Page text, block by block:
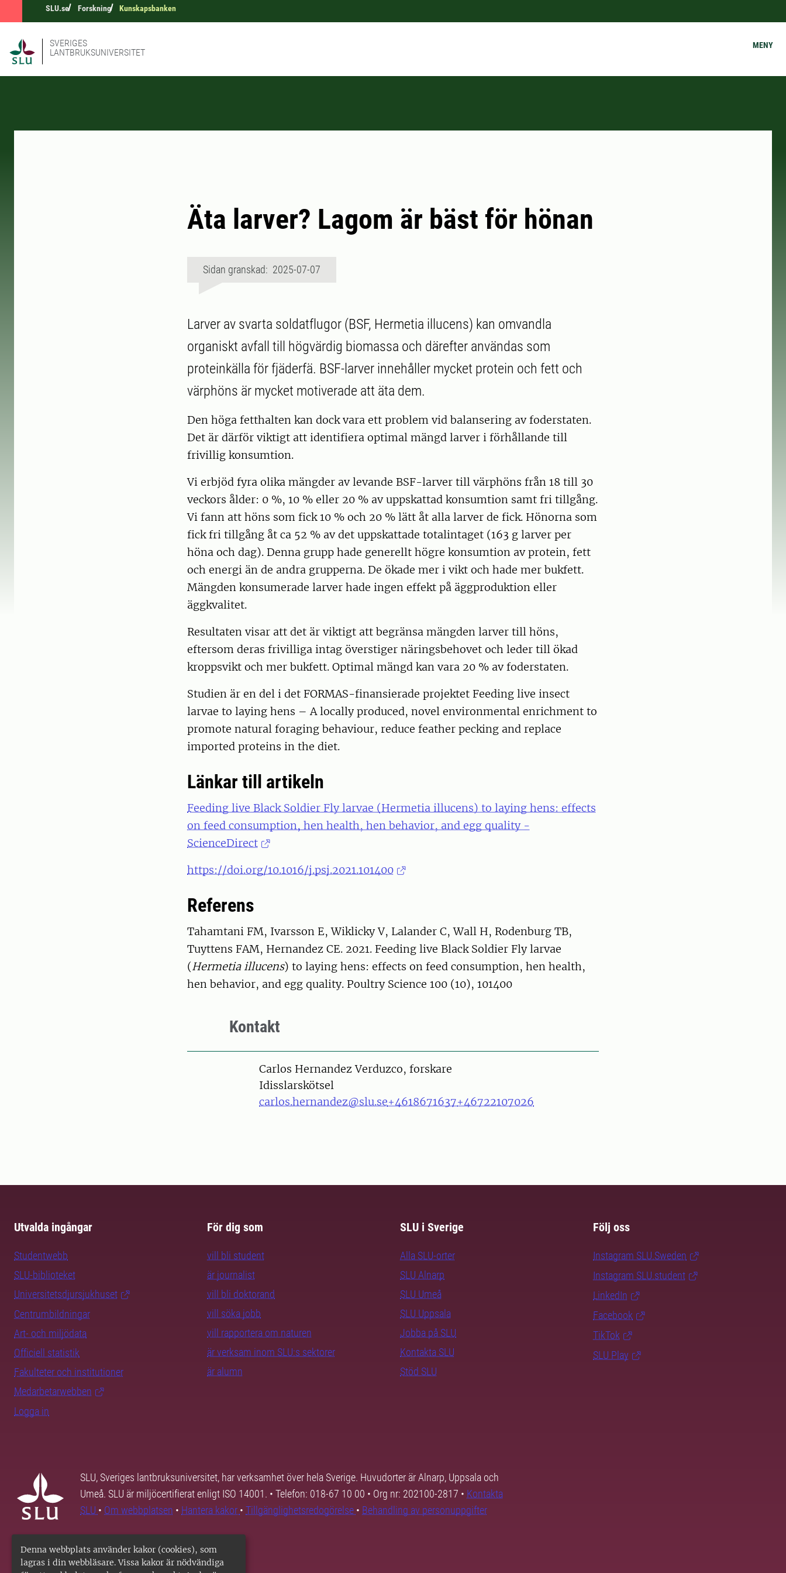
Denna webbplats använder kakor (cookies), som
lagras i din webbläsare. Vissa kakor är nödvändiga
SLU.se Forskning Kunskapsbanken
SVERIGES
LANTBRUKSUNIVERSITET
MENY
Äta larver? Lagom är bäst för hönan
Sidan granskad: 2025-07-07
Larver av svarta soldatflugor (BSF, Hermetia illucens) kan omvandla
organiskt avfall till högvärdig biomassa och därefter användas som
proteinkälla för fjäderfä. BSF-larver innehåller mycket protein och fett och
värphöns är mycket motiverade att äta dem.
Den höga fetthalten kan dock vara ett problem vid balansering av foderstaten.
Det är därför viktigt att identifiera optimal mängd larver i förhållande till
frivillig konsumtion.
Vi erbjöd fyra olika mängder av levande BSF-larver till värphöns från 18 till 30
veckors ålder: 0 %, 10 % eller 20 % av uppskattad konsumtion samt fri tillgång.
Vi fann att höns som fick 10 % och 20 % lätt åt alla larver de fick. Hönorna som
fick fri tillgång åt ca 52 % av det uppskattade totalintaget (163 g larver per
höna och dag). Denna grupp hade generellt högre konsumtion av protein, fett
och energi än de andra grupperna. De ökade mer i vikt och hade mer bukfett.
Mängden konsumerade larver hade ingen effekt på äggproduktion eller
äggkvalitet.
Resultaten visar att det är viktigt att begränsa mängden larver till höns,
eftersom deras frivilliga intag överstiger näringsbehovet och leder till ökad
kroppsvikt och mer bukfett. Optimal mängd kan vara 20 % av foderstaten.
Studien är en del i det FORMAS-finansierade projektet Feeding live insect
larvae to laying hens – A locally produced, novel environmental enrichment to
promote natural foraging behaviour, reduce feather pecking and replace
imported proteins in the diet.
Länkar till artikeln
Feeding live Black Soldier Fly larvae (Hermetia illucens) to laying hens: effects
on feed consumption, hen health, hen behavior, and egg quality -
ScienceDirect
https://doi.org/10.1016/j.psj.2021.101400
Referens
Tahamtani FM, Ivarsson E, Wiklicky V, Lalander C, Wall H, Rodenburg TB,
Tuyttens FAM, Hernandez CE. 2021. Feeding live Black Soldier Fly larvae
(Hermetia illucens) to laying hens: effects on feed consumption, hen health,
hen behavior, and egg quality. Poultry Science 100 (10), 101400
Kontakt
PersonCarlos Hernandez Verduzco, forskare
Idisslarskötsel
carlos.hernandez@slu.se+4618671637+46722107026
Utvalda ingångar
Studentwebb
SLU-biblioteket
Universitetsdjursjukhuset
Centrumbildningar
Art- och miljödata
Officiell statistik
Fakulteter och institutioner
Medarbetarwebben
Logga in
För dig som
vill bli student
är journalist
vill bli doktorand
vill söka jobb
vill rapportera om naturen
är verksam inom SLU:s sektorer
är alumn
SLU i Sverige
Alla SLU-orter
SLU Alnarp
SLU Umeå
SLU Uppsala
Jobba på SLU
Kontakta SLU
Stöd SLU
Följ oss
Instagram SLU.Sweden
Instagram SLU.student
LinkedIn
Facebook
TikTok
SLU Play
SLU, Sveriges lantbruksuniversitet, har verksamhet över hela Sverige. Huvudorter är Alnarp, Uppsala och
Umeå. SLU är miljöcertifierat enligt ISO 14001. • Telefon: 018-67 10 00 • Org nr: 202100-2817 • Kontakta
SLU • Om webbplatsen • Hantera kakor • Tillgänglighetsredogörelse • Behandling av personuppgifter